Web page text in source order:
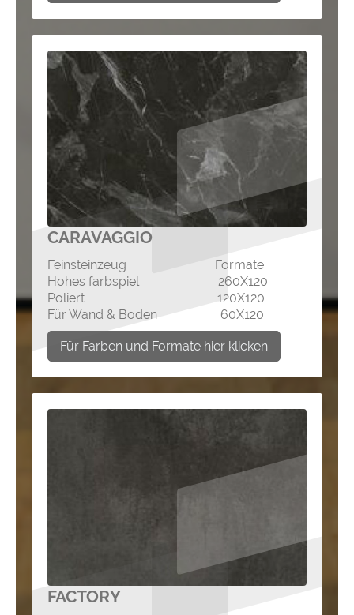
CARAVAGGIO
Feinsteinzeug Formate:
Hohes farbspiel 260X120
Poliert 120X120
Für Wand & Boden 60X120
Für Farben und Formate hier klicken
FACTORY